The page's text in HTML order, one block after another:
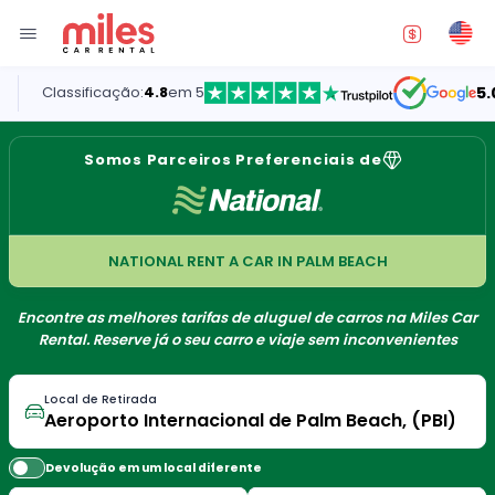
4.8em 5 5.0
Somos Parceiros Preferenciais de
NATIONAL RENT A CAR IN PALM BEACH
Encontre as melhores tarifas de aluguel de carros na Miles Car
Rental. Reserve já o seu carro e viaje sem inconvenientes
Local de Retirada
Devolução em um local diferente